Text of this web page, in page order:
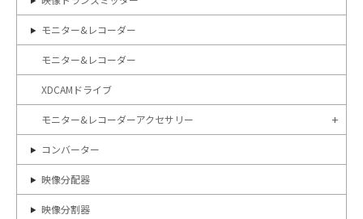
モニター&レコーダー
モニター&レコーダー
XDCAMドライブ
モニター&レコーダーアクセサリー
コンバーター
映像分配器
映像分割器